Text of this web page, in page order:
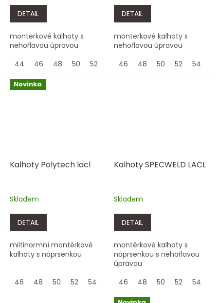
DETAIL
monterkové kalhoty s
nehořlavou úpravou
44
46 48 50 52 56 58 60 62
DETAIL
monterkové kalhoty s
nehořlavou úpravou
46
48 50 52 54
Novinka
Kalhoty Polytech lacl
Skladem
DETAIL
miltinormní montérkové
kalhoty s náprsenkou
46 48 50 52 54 58 60 62 64
Kalhoty SPECWELD LACL
Skladem
DETAIL
montérkové kalhoty s
náprsenkou s nehořlavou
úpravou
46
48 50 52 54